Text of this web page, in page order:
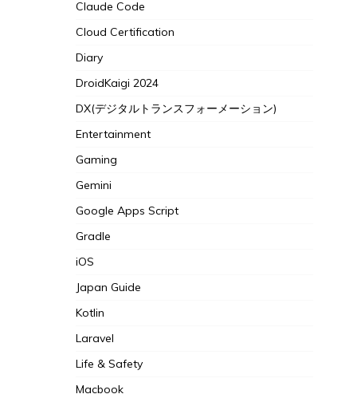
Claude Code
Cloud Certification
Diary
DroidKaigi 2024
DX(デジタルトランスフォーメーション)
Entertainment
Gaming
Gemini
Google Apps Script
Gradle
iOS
Japan Guide
Kotlin
Laravel
Life & Safety
Macbook